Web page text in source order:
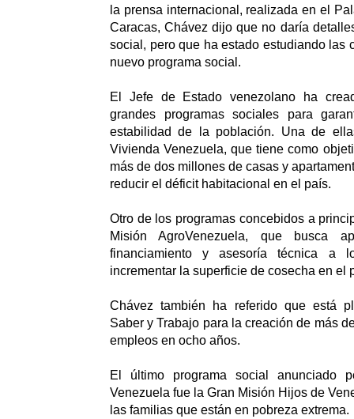
la prensa internacional, realizada en el
Caracas, Chávez dijo que no daría
social, pero que ha estado estudiando las
nuevo programa social.
El Jefe de Estado venezolano ha
grandes programas sociales para
estabilidad de la población. Una de
Vivienda Venezuela, que tiene como
más de dos millones de casas y
reducir el déficit habitacional en el país.
Otro de los programas concebidos a
Misión AgroVenezuela, que busca
financiamiento y asesoría técnica a
incrementar la superficie de cosecha en el
Chávez también ha referido que está
Saber y Trabajo para la creación de más
empleos en ocho años.
El último programa social anunciado
Venezuela fue la Gran Misión Hijos de
las familias que están en pobreza extrema.